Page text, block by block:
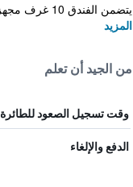
يتضمن الفندق 10 غرف مجهزة بشكل جيد مزودة بعدد من وسائل الراحة الأساسية لضمان إقامة مريحة للضي...
المزيد
من الجيد أن تعلم
وقت تسجيل الصعود للطائرة
الدفع والإلغاء